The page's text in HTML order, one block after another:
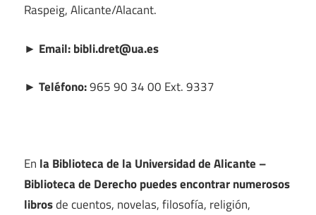
Raspeig, Alicante/Alacant.
► Email: bibli.dret@ua.es
► Teléfono:965 90 34 00 Ext. 9337
En la Biblioteca de la Universidad de Alicante –
Biblioteca de Derecho puedes encontrar numerosos
librosde cuentos, novelas, filosofía, religión,